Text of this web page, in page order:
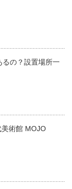
るの？設置場所一
術館 MOJO